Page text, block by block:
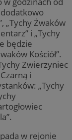
„Tychy Żwaków
i „Tychy
będzie
Kościół”.
Zwierzyniec
i
„Tychy
w rejonie